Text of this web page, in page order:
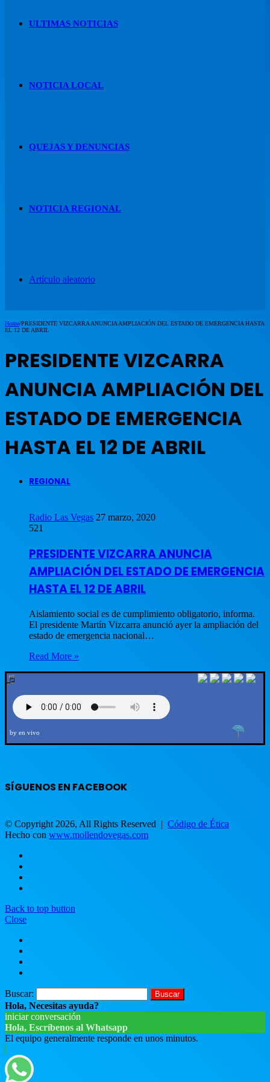
ULTIMAS NOTICIAS
NOTICIA LOCAL
QUEJAS Y DENUNCIAS
NOTICIA REGIONAL
Artículo aleatorio
Home/PRESIDENTE VIZCARRA ANUNCIA AMPLIACIÓN DEL ESTADO DE EMERGENCIA HASTA
EL 12 DE ABRIL
PRESIDENTE VIZCARRA
ANUNCIA AMPLIACIÓN DEL
ESTADO DE EMERGENCIA
HASTA EL 12 DE ABRIL
REGIONAL
Radio Las Vegas 27 marzo, 2020
521
PRESIDENTE VIZCARRA ANUNCIA
AMPLIACIÓN DEL ESTADO DE EMERGENCIA
HASTA EL 12 DE ABRIL
Aislamiento social es de cumplimiento obligatorio, informa.
El presidente Martín Vizcarra anunció ayer la ampliación del
estado de emergencia nacional…
Read More »
by en vivo
SÍGUENOS EN FACEBOOK
© Copyright 2026, All Rights Reserved | Código de Ética
Hecho con www.mollendovegas.com
Back to top button
Close
Buscar:
Hola, Necesitas ayuda?
iniciar conversación
Hola, Escríbenos al Whatsapp
El equipo generalmente responde en unos minutos.